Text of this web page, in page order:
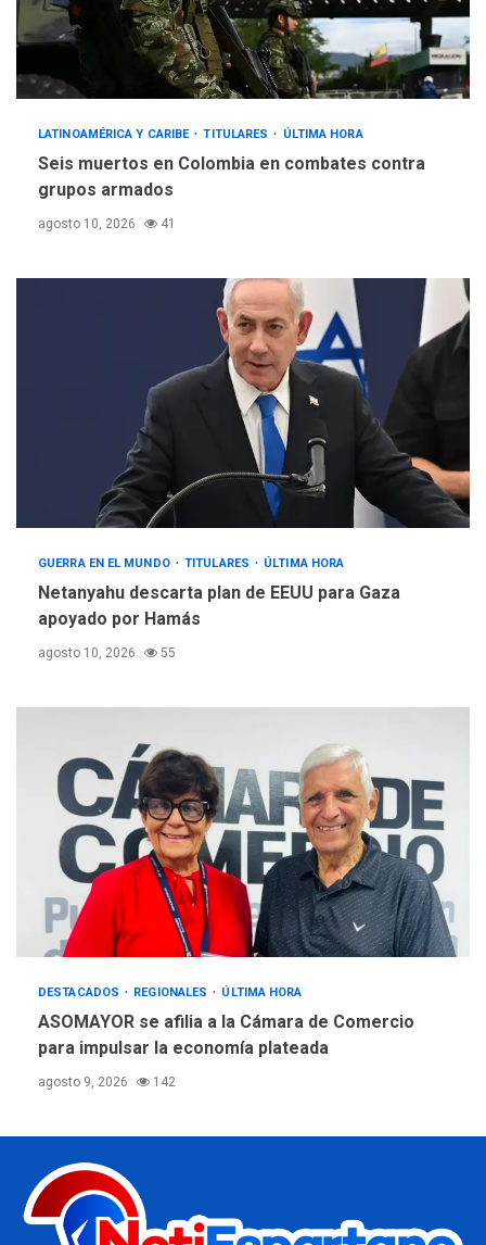
LATINOAMÉRICA Y CARIBE TITULARES ÚLTIMA HORA
Seis muertos en Colombia en combates contra
grupos armados
agosto 10, 2026 41
GUERRA EN EL MUNDO TITULARES ÚLTIMA HORA
Netanyahu descarta plan de EEUU para Gaza
apoyado por Hamás
agosto 10, 2026 55
DESTACADOS REGIONALES ÚLTIMA HORA
ASOMAYOR se afilia a la Cámara de Comercio
para impulsar la economía plateada
agosto 9, 2026 142